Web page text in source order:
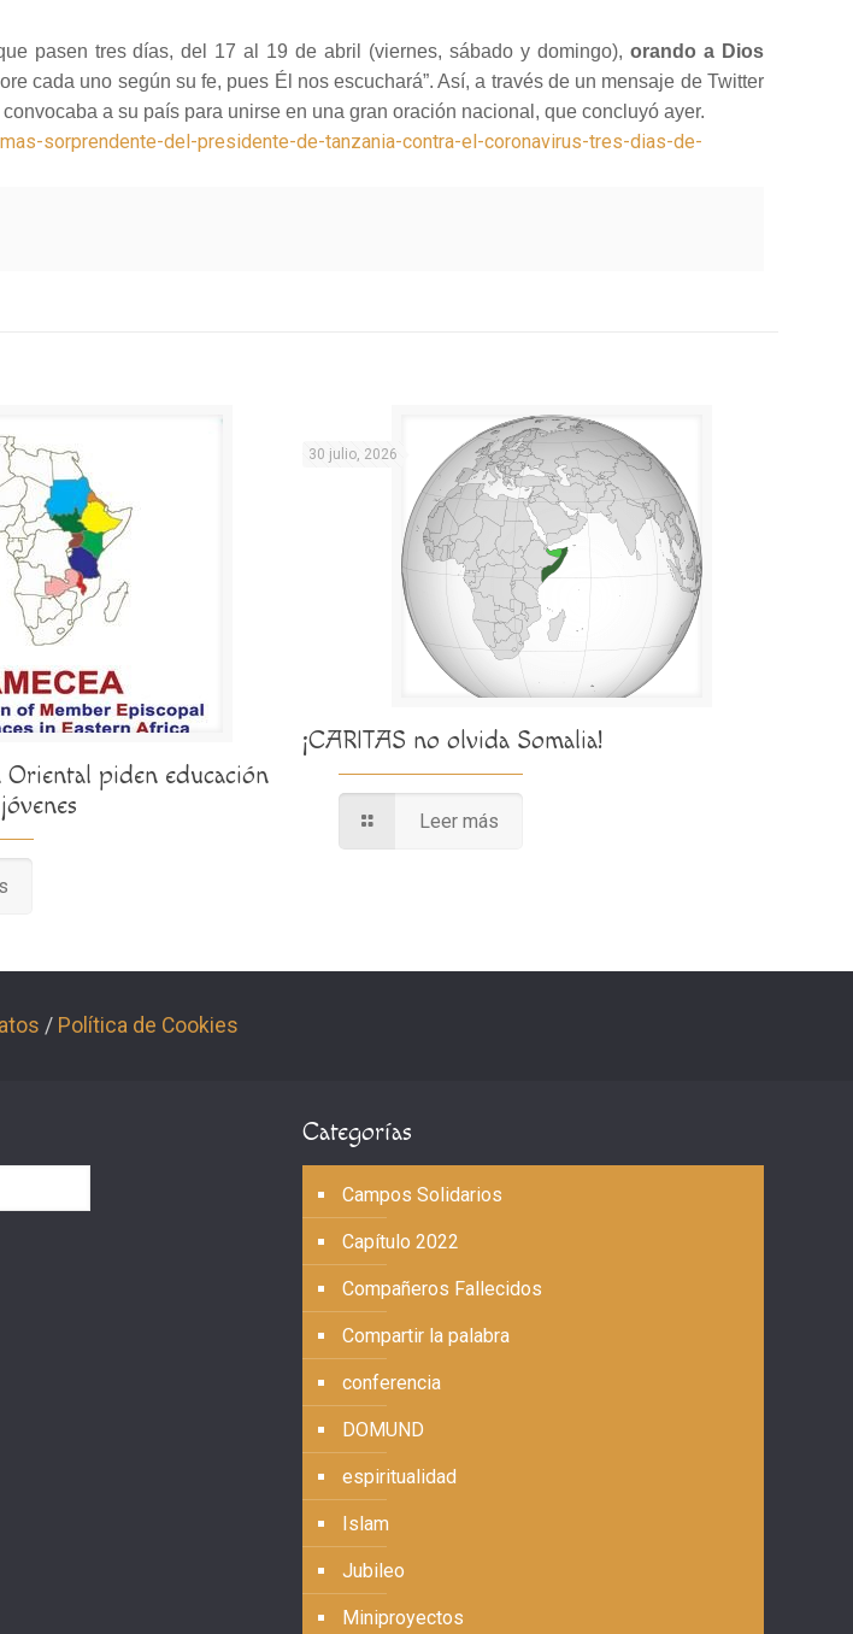
pasen tres días, del 17 al 19 de abril (viernes, sábado y domingo), orando a Dios
cada uno según su fe, pues Él nos escuchará”. Así, a través de un mensaje de Twitter
a su país para unirse en una gran oración nacional, que concluyó ayer.
sorprendente-del-presidente-de-tanzania-contra-el-coronavirus-tres-dias-de-
piden educación
30 julio, 2026
¡CARITAS no olvida Somalia!
Leer más
/ Política de Cookies
Categorías
Campos Solidarios
Capítulo 2022
Compañeros Fallecidos
Compartir la palabra
conferencia
DOMUND
espiritualidad
Islam
Jubileo
Miniproyectos